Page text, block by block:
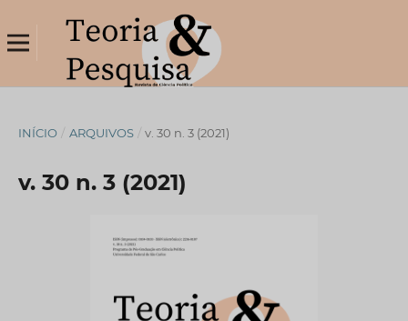
INÍCIO / ARQUIVOS / v. 30 n. 3 (2021)
v. 30 n. 3 (2021)